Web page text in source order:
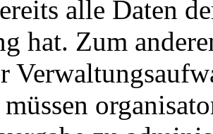
alle Daten
hat. Zum